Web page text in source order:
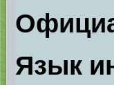
Язык